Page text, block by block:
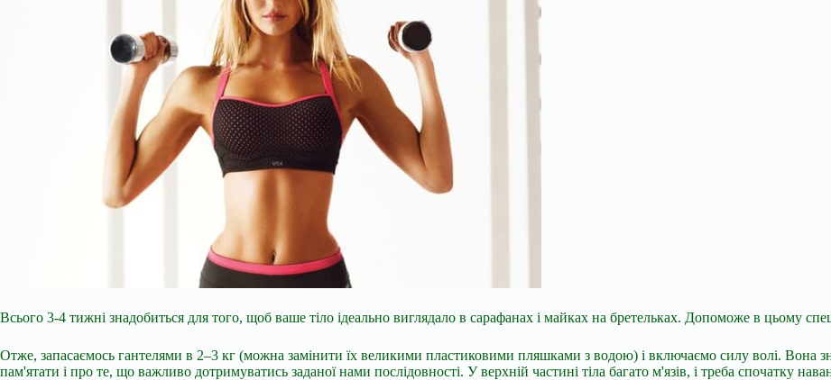
Всього 3-4 тижні знадобиться для того, щоб ваше тіло ідеально виглядало в сарафанах і майках на бретельках. Допоможе в цьому
Отже, запасаємось гантелями в 2–3 кг (можна замінити їх великими пластиковими пляшками з водою) і включаємо силу волі. Вона
пам'ятати і про те, що важливо дотримуватись заданої нами послідовності. У верхній частині тіла багато м'язів, і треба спочатку